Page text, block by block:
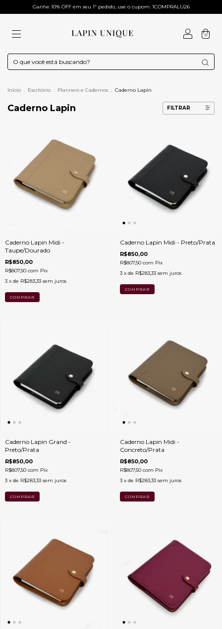
Ganhe 10% OFF em seu 1º pedido, use o cupom: 1COMPRALU26
0
Início . Escritório . Planners e Cadernos . Caderno Lapin
Caderno Lapin FILTRAR
Caderno Lapin Midi -
Taupe/Dourado
R$850,00
R$807,50 com Pix
3 x de R$283,33 sem juros
Caderno Lapin Midi - Preto/Prata
R$850,00
R$807,50 com Pix
3 x de R$283,33 sem juros
Caderno Lapin Grand -
Preto/Prata
R$850,00
R$807,50 com Pix
3 x de R$283,33 sem juros
Caderno Lapin Midi -
Concreto/Prata
R$850,00
R$807,50 com Pix
3 x de R$283,33 sem juros